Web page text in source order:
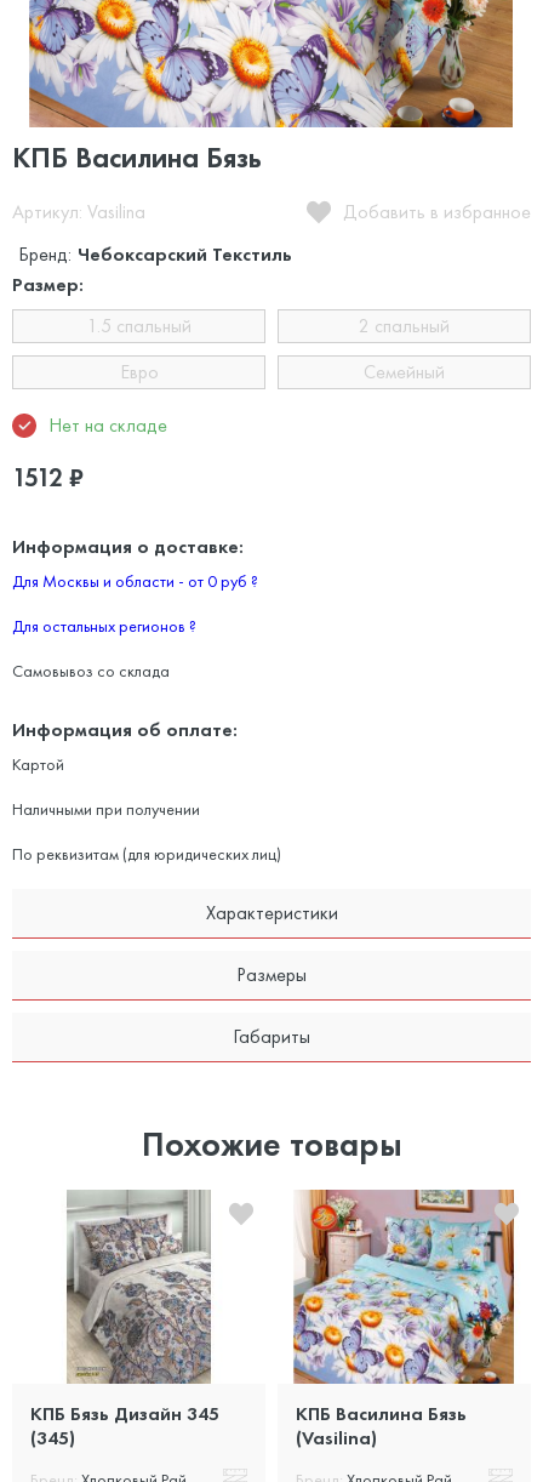
КПБ Василина Бязь
Артикул: Vasilina
Добавить в избранное
Бренд: Чебоксарский Текстиль
Размер:
1.5 спальный
2 спальный
Евро
Семейный
Нет на складе
1512 ₽
Информация о доставке:
Для Москвы и области - от 0 руб ?
Для остальных регионов ?
Самовывоз со склада
Информация об оплате:
Картой
Наличными при получении
По реквизитам (для юридических лиц)
Характеристики
Размеры
Габариты
Похожие товары
КПБ Бязь Дизайн 345
(345)
КПБ Василина Бязь
(Vasilina)